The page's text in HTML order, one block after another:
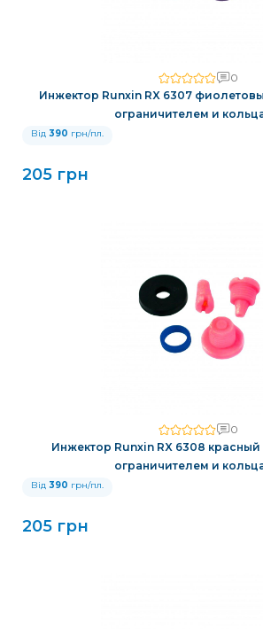
0
Инжектор Runxin RX 6307
ограничителем и
Від 390 грн/пл.
205 грн
0
Инжектор Runxin RX 6308 красный
ограничителем и
Від 390 грн/пл.
205 грн